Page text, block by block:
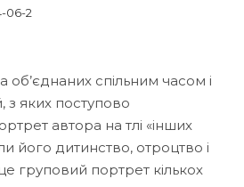
06-2
об’єднаних спільним часом і
з яких поступово
автора на тлі «інших
його дитинство, отроцтво і
груповий портрет кількох